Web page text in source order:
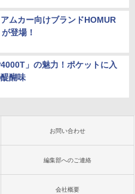
ムカー向けブランドHOMUR
登場！
」の魅力！ポケットに入
醐味
お問い合わせ
編集部へのご連絡
会社概要